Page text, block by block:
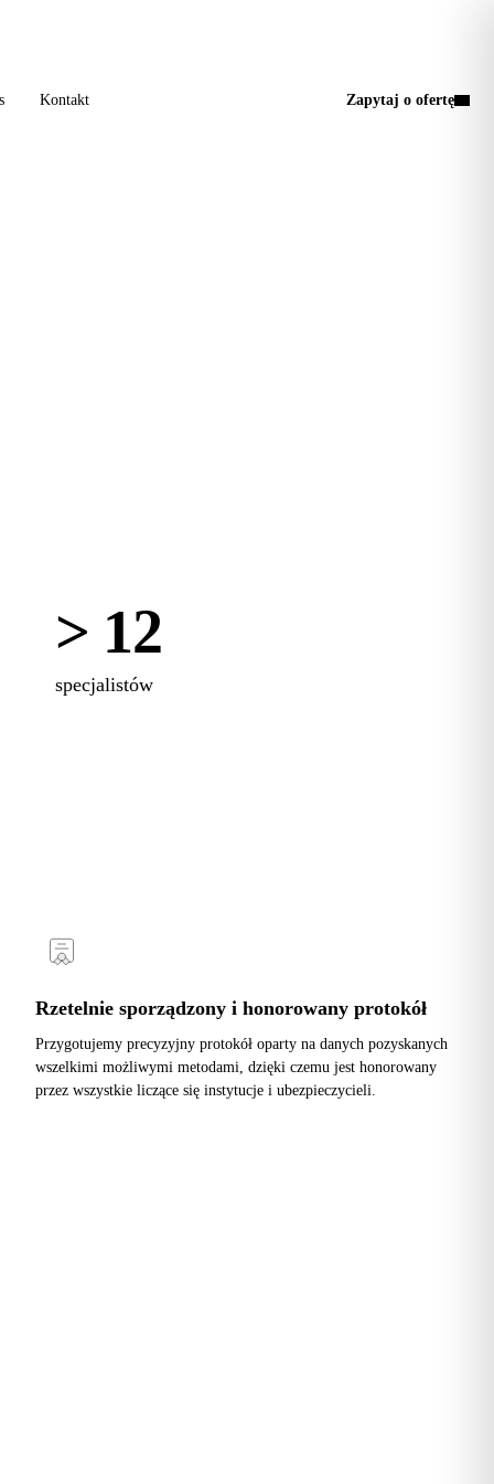
Kontakt Zapytaj o ofertę
> 12
specjalistów
Rzetelnie sporządzony i honorowany protokół
Przygotujemy precyzyjny protokół oparty na danych pozyskanych
wszelkimi możliwymi metodami, dzięki czemu jest honorowany
przez wszystkie liczące się instytucje i ubezpieczycieli.